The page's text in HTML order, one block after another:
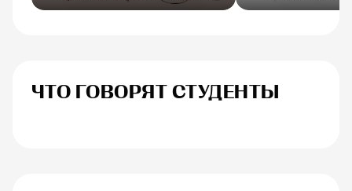
ЧТО ГОВОРЯТ СТУДЕНТЫ
Анна Иванова Егоренков